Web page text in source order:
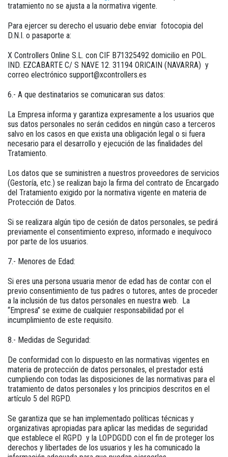
tratamiento no se ajusta a la normativa vigente.
Para ejercer su derecho el usuario debe enviar fotocopia del
D.N.I. o pasaporte a:
X Controllers Online S.L. con CIF B71325492 domicilio en POL.
IND. EZCABARTE C/ S NAVE 12. 31194 ORICAIN (NAVARRA) y
correo electrónico support@xcontrollers.es
6.- A que destinatarios se comunicaran sus datos:
La Empresa informa y garantiza expresamente a los usuarios que
sus datos personales no serán cedidos en ningún caso a terceros
salvo en los casos en que exista una obligación legal o si fuera
necesario para el desarrollo y ejecución de las finalidades del
Tratamiento.
Los datos que se suministren a nuestros proveedores de servicios
(Gestoría, etc.) se realizan bajo la firma del contrato de Encargado
del Tratamiento exigido por la normativa vigente en materia de
Protección de Datos.
Si se realizara algún tipo de cesión de datos personales, se pedirá
previamente el consentimiento expreso, informado e inequívoco
por parte de los usuarios.
7.- Menores de Edad:
Si eres una persona usuaria menor de edad has de contar con el
previo consentimiento de tus padres o tutores, antes de proceder
a la inclusión de tus datos personales en nuestra web. La
“Empresa” se exime de cualquier responsabilidad por el
incumplimiento de este requisito.
8.- Medidas de Seguridad:
De conformidad con lo dispuesto en las normativas vigentes en
materia de protección de datos personales, el prestador está
cumpliendo con todas las disposiciones de las normativas para el
tratamiento de datos personales y los principios descritos en el
artículo 5 del RGPD.
Se garantiza que se han implementado políticas técnicas y
organizativas apropiadas para aplicar las medidas de seguridad
que establece el RGPD y la LOPDGDD con el fin de proteger los
derechos y libertades de los usuarios y les ha comunicado la